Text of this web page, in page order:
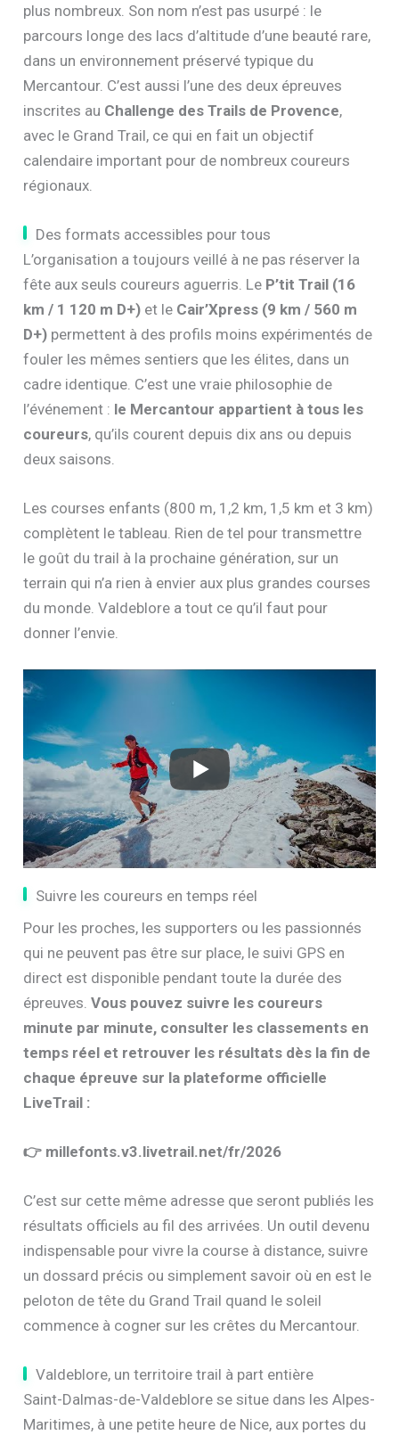
plus nombreux. Son nom n’est pas usurpé : le
parcours longe des lacs d’altitude d’une beauté rare,
dans un environnement préservé typique du
Mercantour. C’est aussi l’une des deux épreuves
inscrites au Challenge des Trails de Provence,
avec le Grand Trail, ce qui en fait un objectif
calendaire important pour de nombreux coureurs
régionaux.
Des formats accessibles pour tous
L’organisation a toujours veillé à ne pas réserver la
fête aux seuls coureurs aguerris. Le P’tit Trail (16
km / 1 120 m D+) et le Cair’Xpress (9 km / 560 m
D+) permettent à des profils moins expérimentés de
fouler les mêmes sentiers que les élites, dans un
cadre identique. C’est une vraie philosophie de
l’événement : le Mercantour appartient à tous les
coureurs, qu’ils courent depuis dix ans ou depuis
deux saisons.
Les courses enfants (800 m, 1,2 km, 1,5 km et 3 km)
complètent le tableau. Rien de tel pour transmettre
le goût du trail à la prochaine génération, sur un
terrain qui n’a rien à envier aux plus grandes courses
du monde. Valdeblore a tout ce qu’il faut pour
donner l’envie.
Suivre les coureurs en temps réel
Pour les proches, les supporters ou les passionnés
qui ne peuvent pas être sur place, le suivi GPS en
direct est disponible pendant toute la durée des
épreuves.Vous pouvez suivre les coureurs
minute par minute, consulter les classements en
temps réel et retrouver les résultats dès la fin de
chaque épreuve sur la plateforme officielle
LiveTrail :
👉 millefonts.v3.livetrail.net/fr/2026
C’est sur cette même adresse que seront publiés les
résultats officiels au fil des arrivées. Un outil devenu
indispensable pour vivre la course à distance, suivre
un dossard précis ou simplement savoir où en est le
peloton de tête du Grand Trail quand le soleil
commence à cogner sur les crêtes du Mercantour.
Valdeblore, un territoire trail à part entière
Saint-Dalmas-de-Valdeblore se situe dans les Alpes-
Maritimes, à une petite heure de Nice, aux portes du